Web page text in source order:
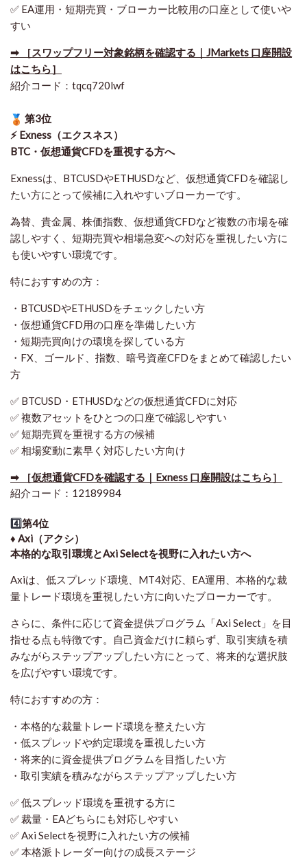
✅ EA運用・短期売買・ブローカー比較用の口座として使いや
すい
➡ ［スワップフリー対象銘柄を確認する｜JMarkets 口座開設
はこちら］
紹介コード：tqcq720lwf
第3位
⚡ Exness（エクスネス）
BTC・仮想通貨CFDを重視する方へ
Exnessは、BTCUSDやETHUSDなど、仮想通貨CFDを確認し
たい方にとって候補に入れやすいブローカーです。
為替、貴金属、株価指数、仮想通貨CFDなど複数の市場を確
認しやすく、短期売買や相場急変への対応を重視したい方に
も使いやすい環境です。
特におすすめの方：
・BTCUSDやETHUSDをチェックしたい方
・仮想通貨CFD用の口座を準備したい方
・短期売買向けの環境を探している方
・FX、ゴールド、指数、暗号資産CFDをまとめて確認したい
方
✅ BTCUSD・ETHUSDなどの仮想通貨CFDに対応
✅ 複数アセットをひとつの口座で確認しやすい
✅ 短期売買を重視する方の候補
✅ 相場変動に素早く対応したい方向け
➡ ［仮想通貨CFDを確認する｜Exness 口座開設はこちら］
紹介コード：12189984
4️⃣第4位
♦️ Axi（アクシ）
本格的な取引環境とAxi Selectを視野に入れたい方へ
Axiは、低スプレッド環境、MT4対応、EA運用、本格的な裁
量トレード環境を重視したい方に向いたブローカーです。
さらに、条件に応じて資金提供プログラム「Axi Select」を目
指せる点も特徴です。自己資金だけに頼らず、取引実績を積
みながらステップアップしたい方にとって、将来的な選択肢
を広げやすい環境です。
特におすすめの方：
・本格的な裁量トレード環境を整えたい方
・低スプレッドや約定環境を重視したい方
・将来的に資金提供プログラムを目指したい方
・取引実績を積みながらステップアップしたい方
✅ 低スプレッド環境を重視する方に
✅ 裁量・EAどちらにも対応しやすい
✅ Axi Selectを視野に入れたい方の候補
✅ 本格派トレーダー向けの成長ステージ